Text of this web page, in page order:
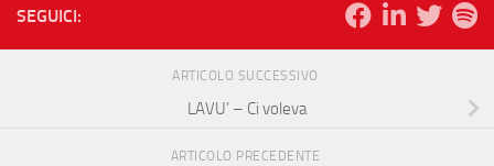
SEGUICI:
ARTICOLO SUCCESSIVO
LAVU’ – Ci voleva
ARTICOLO PRECEDENTE